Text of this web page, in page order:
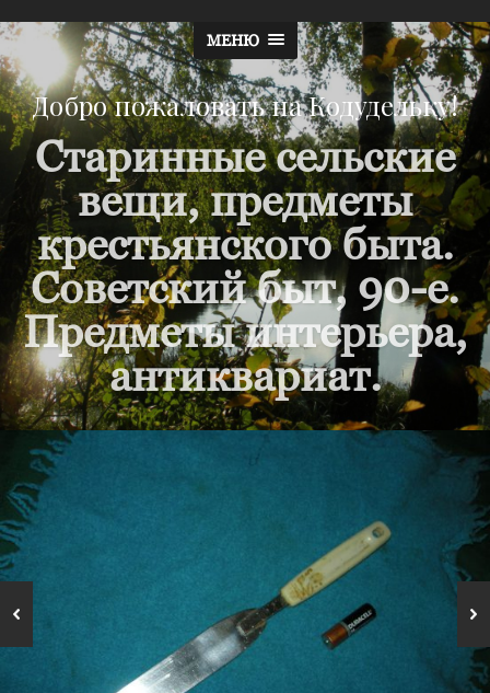
МЕНЮ
Добро пожаловать на Кодудельку!
Старинные сельские
вещи, предметы
крестьянского быта.
Советский быт, 90-е.
Предметы интерьера,
антиквариат.